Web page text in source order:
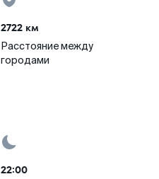
2722 км
Расстояние между
городами
22:00